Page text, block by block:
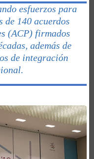
esfuerzos para
de 140 acuerdos
(ACP) firmados
además de
de integración